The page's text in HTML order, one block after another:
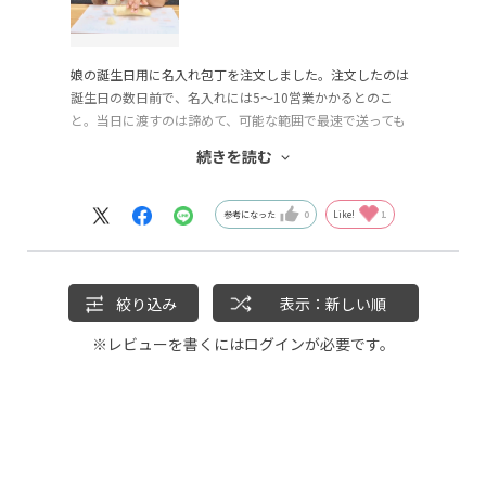
娘の誕生日用に名入れ包丁を注文しました。注文したのは
誕生日の数日前で、名入れには5〜10営業かかるとのこ
と。当日に渡すのは諦めて、可能な範囲で最速で送っても
すると、誕生日に間に合うように送ってくださいました！
りませんでしたが、当日に間に合わせてくださったので、
こちらで包装して渡すことができました。
ありがとうございました。
続きを読む
参考になった 0 Like! 1
絞り込み
表示：新しい順
※レビューを書くにはログインが必要です。